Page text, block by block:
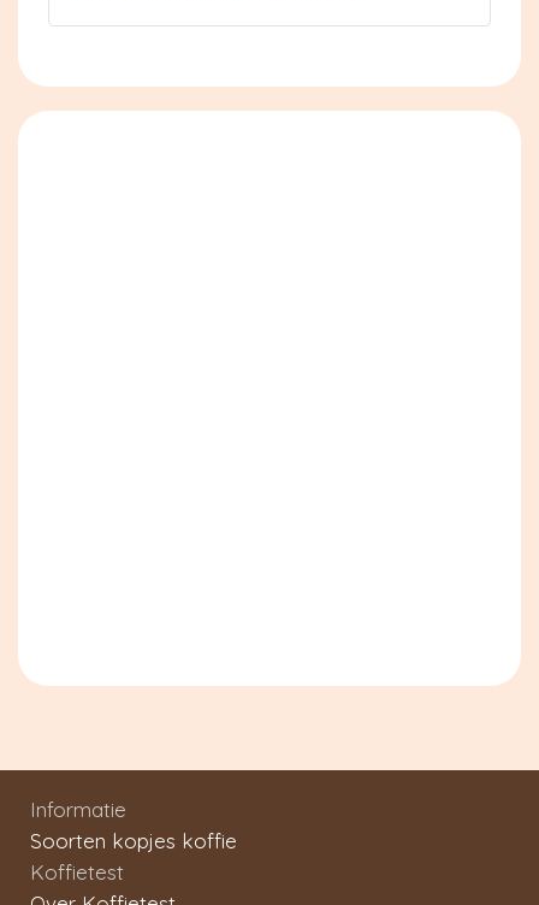
Informatie
Soorten kopjes koffie
Koffietest